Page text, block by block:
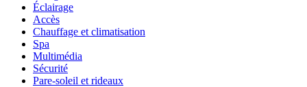
Éclairage
Accès
Chauffage et climatisation
Spa
Multimédia
Sécurité
Pare-soleil et rideaux